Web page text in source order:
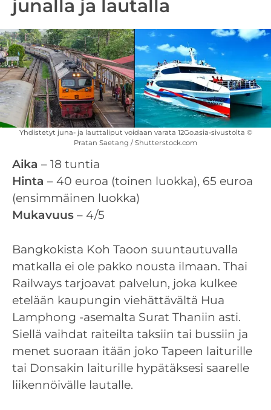
junalla ja lautalla
Yhdistetyt juna- ja lauttaliput voidaan varata 12Go.asia-sivustolta ©
Pratan Saetang / Shutterstock.com
Aika – 18 tuntia
Hinta – 40 euroa (toinen luokka), 65 euroa
(ensimmäinen luokka)
Mukavuus – 4/5
Bangkokista Koh Taoon suuntautuvalla
matkalla ei ole pakko nousta ilmaan. Thai
Railways tarjoavat palvelun, joka kulkee
etelään kaupungin viehättävältä Hua
Lamphong -asemalta Surat Thaniin asti.
Siellä vaihdat raiteilta taksiin tai bussiin ja
menet suoraan itään joko Tapeen laiturille
tai Donsakin laiturille hypätäksesi saarelle
liikennöivälle lautalle.